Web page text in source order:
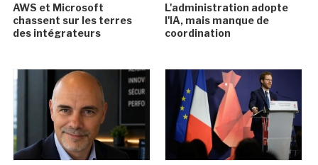
AWS et Microsoft
chassent sur les terres
des intégrateurs
L'administration adopte
l'IA, mais manque de
coordination